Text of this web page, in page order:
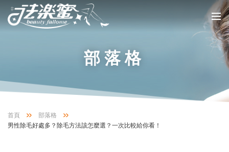
部落格
首頁
部落格
男性除毛好處多？除毛方法該怎麼選？一次比較給你看！